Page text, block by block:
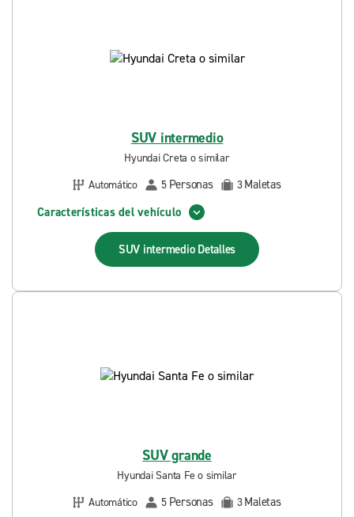
SUV intermedio
Hyundai Creta o similar
Automático
5 Personas 3Maletas
Características del vehículo
SUV intermedio Detalles
SUV grande
Hyundai Santa Fe o similar
Automático
5 Personas 3Maletas